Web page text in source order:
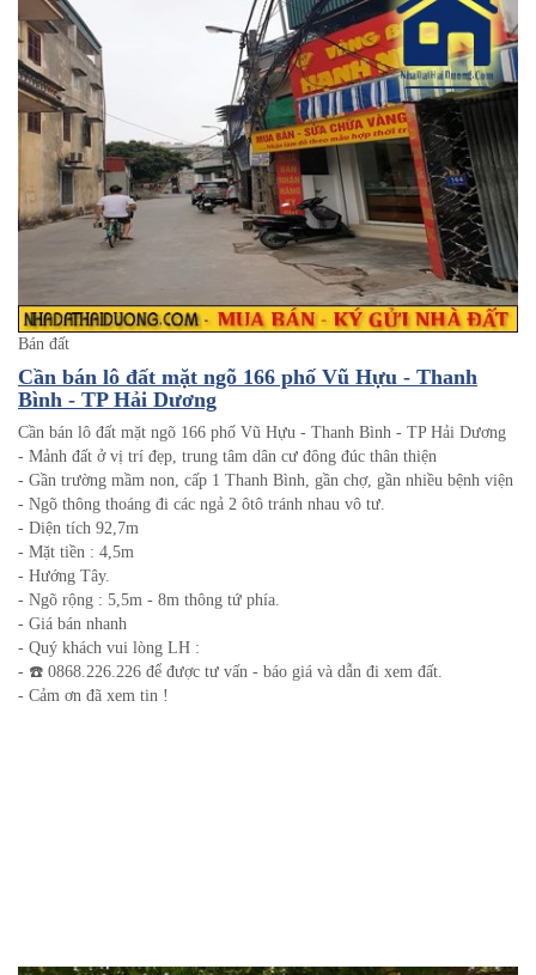
Bán đất
Cần bán lô đất mặt ngõ 166 phố Vũ Hựu - Thanh
Bình - TP Hải Dương
Cần bán lô đất mặt ngõ 166 phố Vũ Hựu - Thanh Bình - TP Hải Dương
- Mảnh đất ở vị trí đẹp, trung tâm dân cư đông đúc thân thiện
- Gần trường mầm non, cấp 1 Thanh Bình, gần chợ, gần nhiều bệnh viện
- Ngõ thông thoáng đi các ngả 2 ôtô tránh nhau vô tư.
- Diện tích 92,7m
- Mặt tiền : 4,5m
- Hướng Tây.
- Ngõ rộng : 5,5m - 8m thông tứ phía.
- Giá bán nhanh
- Quý khách vui lòng LH :
- ☎️ 0868.226.226 để được tư vấn - báo giá và dẫn đi xem đất.
- Cảm ơn đã xem tin !